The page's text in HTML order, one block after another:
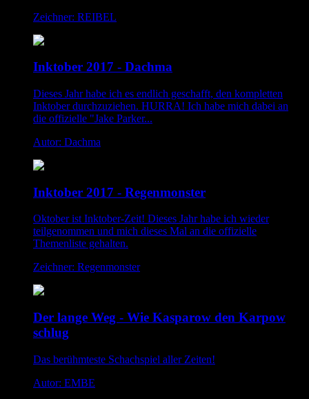
Zeichner: REIBEL
Inktober 2017 - Dachma
Dieses Jahr habe ich es endlich geschafft, den kompletten
Inktober durchzuziehen. HURRA! Ich habe mich dabei an
die offizielle "Jake Parker...
Autor: Dachma
Inktober 2017 - Regenmonster
Oktober ist Inktober-Zeit! Dieses Jahr habe ich wieder
teilgenommen und mich dieses Mal an die offizielle
Themenliste gehalten.
Zeichner: Regenmonster
Der lange Weg - Wie Kasparow den Karpow
schlug
Das berühmteste Schachspiel aller Zeiten!
Autor: EMBE